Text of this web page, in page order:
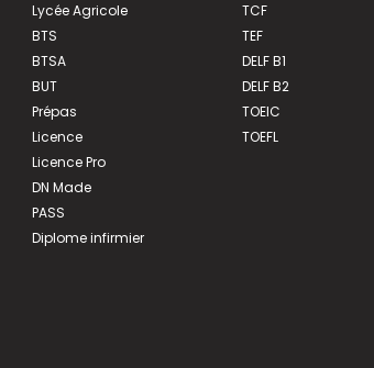
Lycée Agricole
BTS
BTSA
BUT
Prépas
Licence
Licence Pro
DN Made
PASS
Diplome infirmier
TCF
TEF
DELF B1
DELF B2
TOEIC
TOEFL